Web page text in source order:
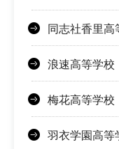
同志社香里高
浪速高等学校
梅花高等学校
羽衣学園高等